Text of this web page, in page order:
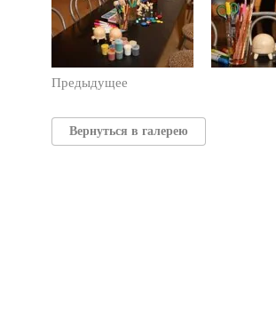
Предыдущее
Вернуться в галерею